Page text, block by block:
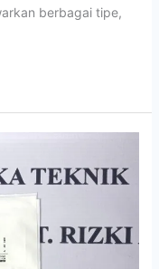
berbagai tipe,